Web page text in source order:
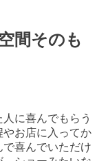
間そのも
に喜んでもらう
やお店に入ってか
喜んでいただけ